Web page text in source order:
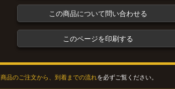
この商品について問い合わせる
このページを印刷する
商品のご注文から、到着までの流れを必ずご覧ください。